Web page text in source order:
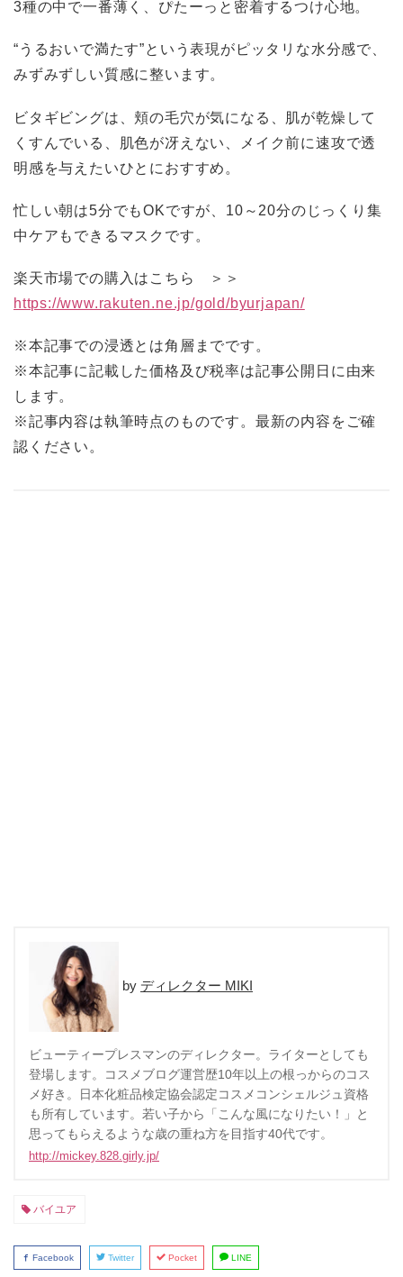
3種の中で一番薄く、ぴたーっと密着するつけ心地。
“うるおいで満たす”という表現がピッタリな水分感で、
みずみずしい質感に整います。
ビタギビングは、頬の毛穴が気になる、肌が乾燥して
くすんでいる、肌色が冴えない、メイク前に速攻で透
明感を与えたいひとにおすすめ。
忙しい朝は5分でもOKですが、10～20分のじっくり集
中ケアもできるマスクです。
楽天市場での購入はこちら ＞＞
https://www.rakuten.ne.jp/gold/byurjapan/
※本記事での浸透とは角層までです。
※本記事に記載した価格及び税率は記事公開日に由来
します。
※記事内容は執筆時点のものです。最新の内容をご確
認ください。
ディレクター MIKI
ビューティープレスマンのディレクター。ライターとしても
登場します。コスメブログ運営歴10年以上の根っからのコス
メ好き。日本化粧品検定協会認定コスメコンシェルジュ資格
も所有しています。若い子から「こんな風になりたい！」と
思ってもらえるような歳の重ね方を目指す40代です。
http://mickey.828.girly.jp/
バイユア
Facebook Twitter Pocket LINE